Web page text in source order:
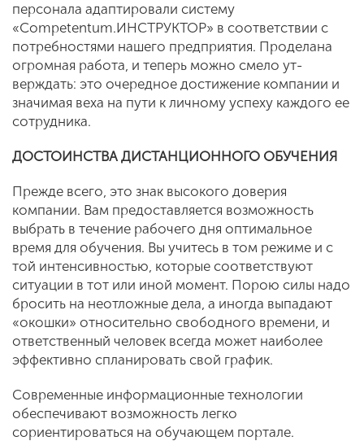
персона­ла адаптировали систему
«Competentum.ИНСТРУКТОР» в соответствии с
потреб­ностями нашего предприятия. Проделана
огромная работа, и теперь можно смело ут­
верждать: это очередное достижение ком­пании и
значимая веха на пути к личному успеху каждого ее
сотрудника.
ДОСТОИНСТВА ДИСТАНЦИОННОГО ОБУЧЕНИЯ
Прежде всего, это знак высокого доверия
компании. Вам предоставляется возмож­ность
выбрать в течение рабочего дня опти­мальное
время для обучения. Вы учитесь в том режиме и с
той интенсивностью, кото­рые соответствуют
ситуации в тот или иной момент. Порою силы надо
бросить на неот­ложные дела, а иногда выпадают
«окошки» относительно свободного времени, и
ответ­ственный человек всегда может наиболее
эффективно спланировать свой график.
Современные информационные техно­логии
обеспечивают возможность легко
сориентироваться на обучающем портале.